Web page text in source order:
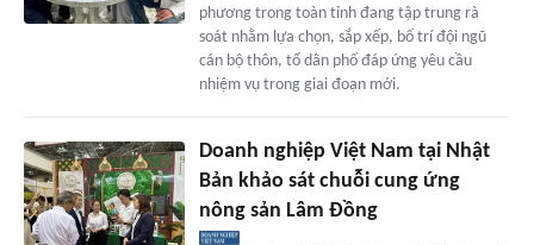
phương trong toàn tỉnh đang tập trung rà
soát nhằm lựa chọn, sắp xếp, bố trí đội ngũ
cán bộ thôn, tổ dân phố đáp ứng yêu cầu
nhiệm vụ trong giai đoạn mới.
Doanh nghiệp Việt Nam tại Nhật
Bản khảo sát chuỗi cung ứng
nông sản Lâm Đồng